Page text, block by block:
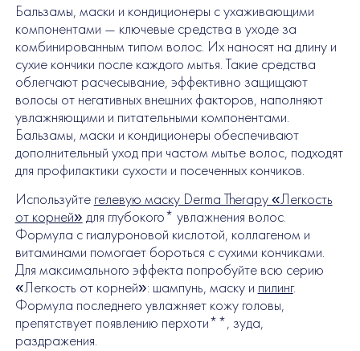
Бальзамы, маски и кондиционеры с ухаживающими
компонентами — ключевые средства в уходе за
комбинированным типом волос. Их наносят на длину и
сухие кончики после каждого мытья. Такие средства
облегчают расчесывание, эффективно защищают
волосы от негативных внешних факторов, наполняют
увлажняющими и питательными компонентами.
Бальзамы, маски и кондиционеры обеспечивают
дополнительный уход при частом мытье волос, подходят
для профилактики сухости и посеченных кончиков.
Используйте гелевую маску Derma Therapy «Легкость
от корней» для глубокого* увлажнения волос.
Формула с гиалуроновой кислотой, коллагеном и
витаминами помогает бороться с сухими кончиками.
Для максимального эффекта попробуйте всю серию
«Легкость от корней»: шампунь, маску и пилинг.
Формула последнего увлажняет кожу головы,
препятствует появлению перхоти**, зуда,
раздражения.